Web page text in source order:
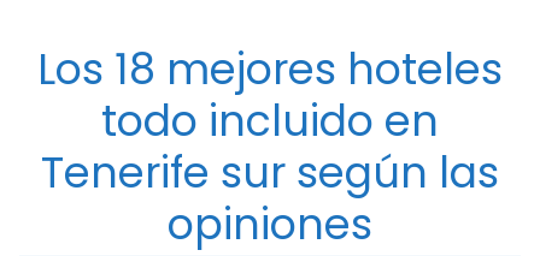
Los 18 mejores hoteles
todo incluido en
Tenerife sur según las
opiniones